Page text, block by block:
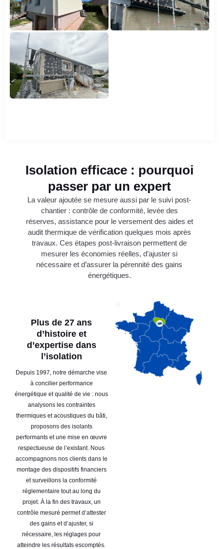
Isolation efficace : pourquoi
passer par un expert
La valeur ajoutée se mesure aussi par le suivi post-
chantier : contrôle de conformité, levée des
réserves, assistance pour le versement des aides et
audit thermique de vérification quelques mois après
travaux. Ces étapes post-livraison permettent de
mesurer les économies réelles, d’ajuster si
nécessaire et d’assurer la pérennité des gains
énergétiques.
Plus de 27 ans
d’histoire et
d’expertise dans
l’isolation
Depuis 1997, notre démarche vise
à concilier performance
énergétique et qualité de vie : nous
analysons les contraintes
thermiques et acoustiques du bâti,
proposons des isolants
performants et une mise en œuvre
respectueuse de l’existant. Nous
accompagnons nos clients dans le
montage des dispositifs financiers
et surveillons la conformité
réglementaire tout au long du
projet. À la fin des travaux, un
contrôle mesuré permet d’attester
des gains et d’ajuster, si
nécessaire, les réglages pour
atteindre les résultats escomptés.